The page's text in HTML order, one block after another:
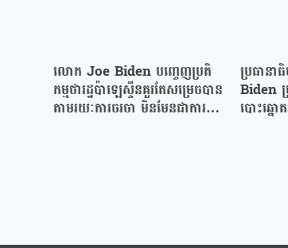
លោក Joe Biden បញ្ចេញប្រតិ
កម្មថារដ្ឋប៉ាឡេស្ទីនគួរតែសម្រេចបាន
តាមរយៈការចរចា មិនមែនជាការ
ប្រធាន
Biden
បោះឆ្នោ